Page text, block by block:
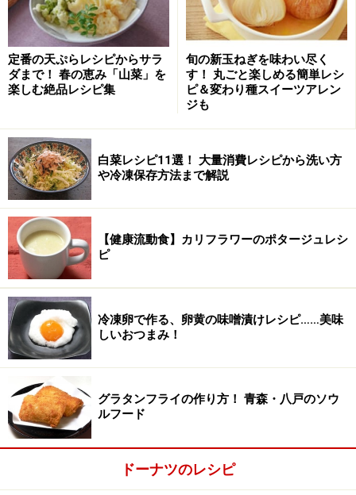
2
周囲の粉を取り込むように混ぜてまとめる
次に周りの粉を取り込む感じで混ぜていってまとめる。
定番の天ぷらレシピからサラ
ダまで！ 春の恵み「山菜」を
楽しむ絶品レシピ集
旬の新玉ねぎを味わい尽く
す！ 丸ごと楽しめる簡単レシ
ピ＆変わり種スイーツアレン
ジも
白菜レシピ11選！ 大量消費レシピから洗い方
や冷凍保存方法まで解説
【健康流動食】カリフラワーのポタージュレシ
ピ
冷凍卵で作る、卵黄の味噌漬けレシピ……美味
しいおつまみ！
グラタンフライの作り方！ 青森・八戸のソウ
ルフード
ドーナツのレシピ